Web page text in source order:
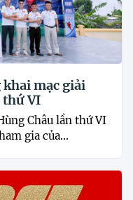
khai mạc giải
thứ VI
Châu lần thứ VI
gia của...